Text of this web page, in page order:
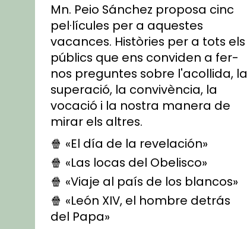
Mn. Peio Sánchez proposa cinc
pel·lícules per a aquestes
vacances. Històries per a tots els
públics que ens conviden a fer-
nos preguntes sobre l'acollida, la
superació, la convivència, la
vocació i la nostra manera de
mirar els altres.
🍿 «El día de la revelación»
🍿 «Las locas del Obelisco»
🍿 «Viaje al país de los blancos»
🍿 «León XIV, el hombre detrás
del Papa»